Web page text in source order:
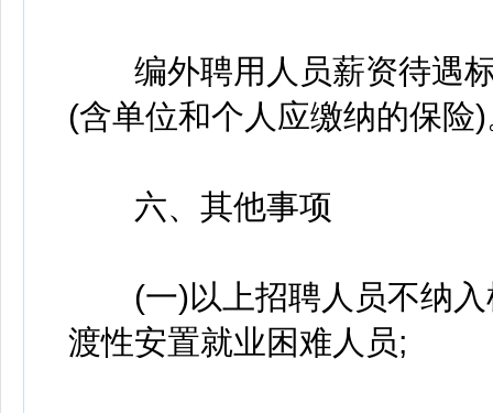
编外聘用人员薪资待遇标
(含单位和个人应缴纳的保险
六、其他事项
(一)以上招聘人员不纳入
渡性安置就业困难人员;